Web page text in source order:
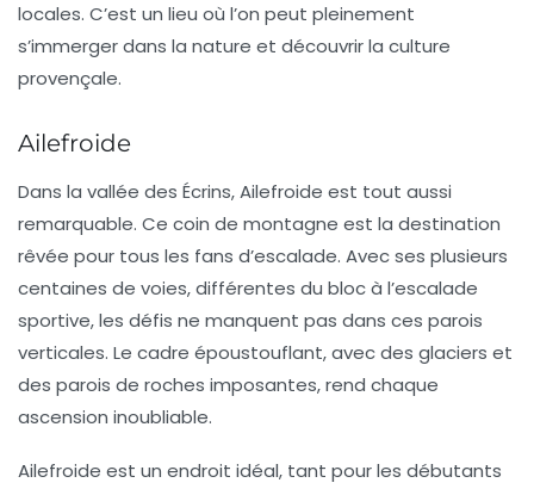
locales. C’est un lieu où l’on peut pleinement
s’immerger dans la nature et découvrir la culture
provençale.
Ailefroide
Dans la vallée des Écrins,Ailefroide est tout aussi
remarquable. Ce coin de montagne est la destination
rêvée pour tous les fans d’escalade. Avec ses plusieurs
centaines de voies, différentes du bloc à l’escalade
sportive, les défis ne manquent pas dans ces parois
verticales. Le cadre époustouflant, avec des glaciers et
des parois de roches imposantes, rend chaque
ascension inoubliable.
Ailefroide est un endroit idéal, tant pour les débutants